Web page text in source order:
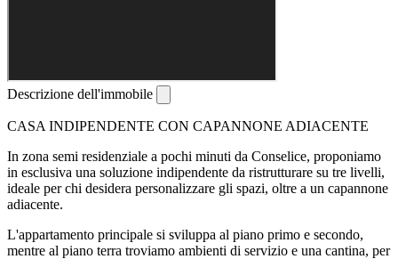
Descrizione dell'immobile
CASA INDIPENDENTE CON CAPANNONE ADIACENTE
In zona semi residenziale a pochi minuti da Conselice, proponiamo
in esclusiva una soluzione indipendente da ristrutturare su tre livelli,
ideale per chi desidera personalizzare gli spazi, oltre a un capannone
adiacente.
L'appartamento principale si sviluppa al piano primo e secondo,
mentre al piano terra troviamo ambienti di servizio e una cantina, per